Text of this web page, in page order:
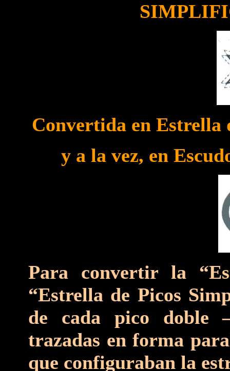
Convertida en Estrella
y a la vez, en
Para convertir la
“Estrella de Picos
de cada pico doble
trazadas en forma
que configuraban la